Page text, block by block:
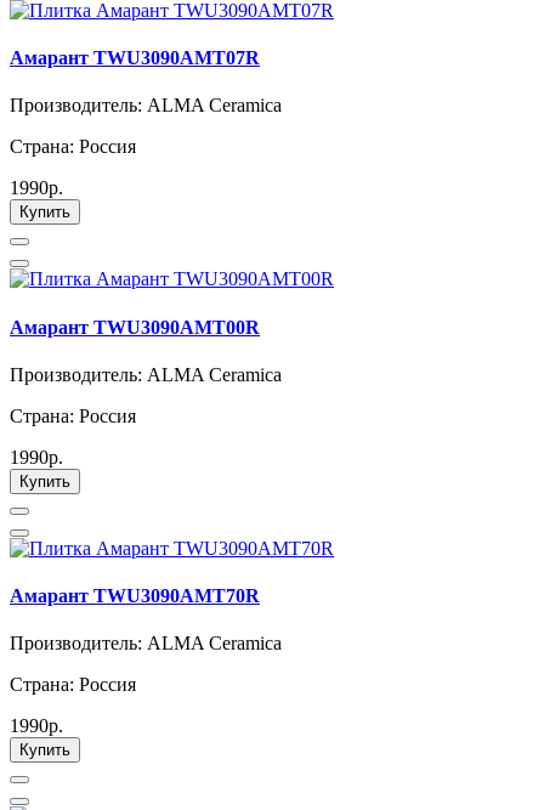
Амарант TWU3090AMT07R
Производитель: ALMA Ceramica
Страна: Россия
1990р.
Купить
Амарант TWU3090AMT00R
Производитель: ALMA Ceramica
Страна: Россия
1990р.
Купить
Амарант TWU3090AMT70R
Производитель: ALMA Ceramica
Страна: Россия
1990р.
Купить